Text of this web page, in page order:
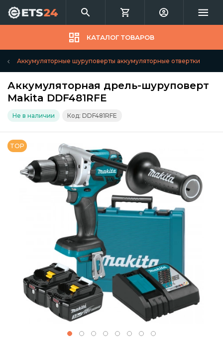
КАТАЛОГ ТОВАРОВ
Аккумуляторные шуруповерты аккумуляторные отвертки
Аккумуляторная дрель-шуруповерт
Makita DDF481RFE
Не в наличии Код: DDF481RFE
TOP